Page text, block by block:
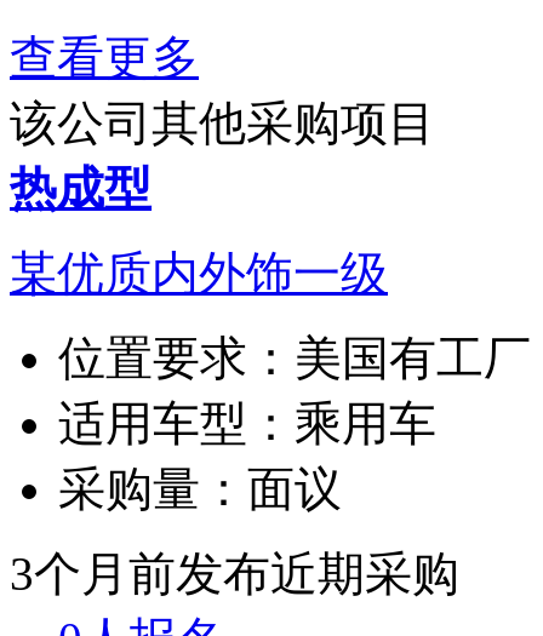
查看更多
该公司其他采购项目
热成型
某优质内外饰一级
位置要求： 美国有工厂
适用车型： 乘用车
采购量： 面议
3个月前发布近期采购